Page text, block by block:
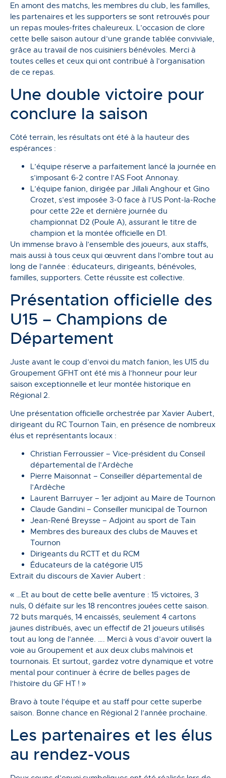
En amont des matchs, les membres du club, les familles,
les partenaires et les supporters se sont retrouvés pour
un repas moules-frites chaleureux. L’occasion de clore
cette belle saison autour d’une grande tablée conviviale,
grâce au travail de nos cuisiniers bénévoles. Merci à
toutes celles et ceux qui ont contribué à l’organisation
de ce repas.
Une double victoire pour
conclure la saison
Côté terrain, les résultats ont été à la hauteur des
espérances :
L’équipe réserve a parfaitement lancé la journée en
s’imposant 6-2 contre l’AS Foot Annonay.
L’équipe fanion, dirigée par Jillali Anghour et Gino
Crozet, s’est imposée 3-0 face à l’US Pont-la-Roche
pour cette 22e et dernière journée du
championnat D2 (Poule A), assurant le titre de
champion et la montée officielle en D1.
Un immense bravo à l’ensemble des joueurs, aux staffs,
mais aussi à tous ceux qui œuvrent dans l’ombre tout au
long de l’année : éducateurs, dirigeants, bénévoles,
familles, supporters. Cette réussite est collective.
Présentation officielle des
U15 – Champions de
Département
Juste avant le coup d’envoi du match fanion, les U15 du
Groupement GFHT ont été mis à l’honneur pour leur
saison exceptionnelle et leur montée historique en
Régional 2.
Une présentation officielle orchestrée par Xavier Aubert,
dirigeant du RC Tournon Tain, en présence de nombreux
élus et représentants locaux :
Christian Ferroussier – Vice-président du Conseil
départemental de l’Ardèche
Pierre Maisonnat – Conseiller départemental de
l’Ardèche
Laurent Barruyer – 1er adjoint au Maire de Tournon
Claude Gandini – Conseiller municipal de Tournon
Jean-René Breysse – Adjoint au sport de Tain
Membres des bureaux des clubs de Mauves et
Tournon
Dirigeants du RCTT et du RCM
Éducateurs de la catégorie U15
Extrait du discours de Xavier Aubert :
« …Et au bout de cette belle aventure : 15 victoires, 3
nuls, 0 défaite sur les 18 rencontres jouées cette saison.
72 buts marqués, 14 encaissés, seulement 4 cartons
jaunes distribués, avec un effectif de 21 joueurs utilisés
tout au long de l’année. …. Merci à vous d’avoir ouvert la
voie au Groupement et aux deux clubs malvinois et
tournonais. Et surtout, gardez votre dynamique et votre
mental pour continuer à écrire de belles pages de
l’histoire du GF HT ! »
Bravo à toute l’équipe et au staff pour cette superbe
saison. Bonne chance en Régional 2 l’année prochaine.
Les partenaires et les élus
au rendez-vous